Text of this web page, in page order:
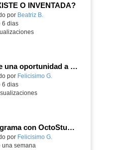
O INVENTADA?
educativo.
por Beatriz B.
6 dias
Dale una oportunidad a los Chromebooks y utiliza un proyector para realizar talleres si no tienes pantallas táctiles
educativo.
por Felicisimo G.
6 dias
Programa con OctoStudio, un juego de disparos contra Zombies con un cargador basado en el House of the dead
educativo.
por Felicisimo G.
una semana